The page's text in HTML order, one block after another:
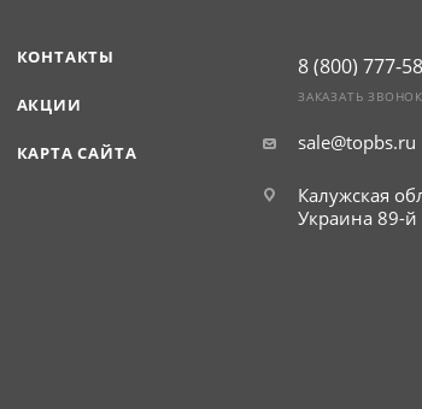
КОНТАКТЫ
АКЦИИ
КАРТА САЙТА
8 (800) 777-
ЗАКАЗАТЬ ЗВОНОК
sale@topbs.ru
Калужская
Украина 89-й